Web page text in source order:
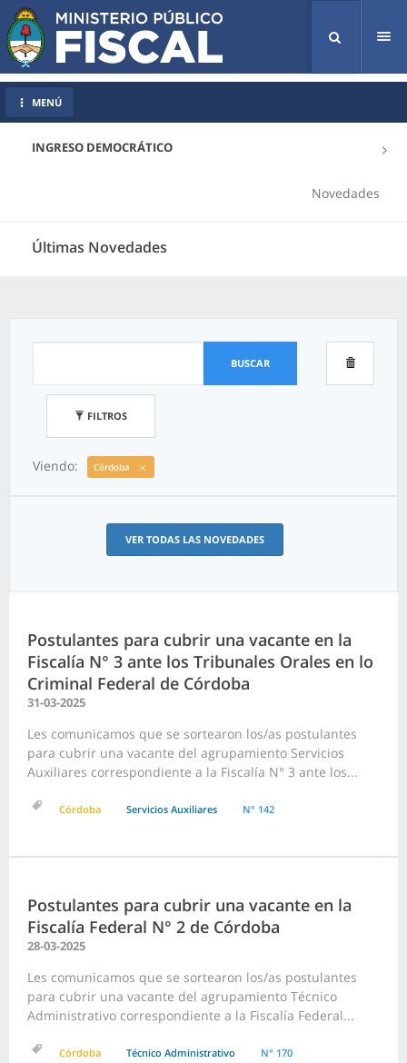
INGRESO DEMOCRÁTICO
Novedades
Últimas Novedades
MENÚ
BUSCAR
FILTROS
Viendo: Córdoba
VER TODAS LAS NOVEDADES
Postulantes para cubrir una vacante en la
Fiscalía N° 3 ante los Tribunales Orales en lo
Criminal Federal de Córdoba
31-03-2025
Les comunicamos que se sortearon los/as postulantes
para cubrir una vacante del agrupamiento Servicios
Auxiliares correspondiente a la Fiscalía N° 3 ante los...
Córdoba Servicios Auxiliares N° 142
Postulantes para cubrir una vacante en la
Fiscalía Federal N° 2 de Córdoba
28-03-2025
Les comunicamos que se sortearon los/as postulantes
para cubrir una vacante del agrupamiento Técnico
Administrativo correspondiente a la Fiscalía Federal...
Córdoba Técnico Administrativo N° 170